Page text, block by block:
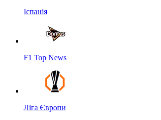
Іспанія
F1 Top News
Ліга Європи